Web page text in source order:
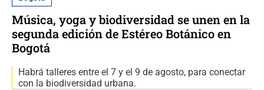
Música, yoga y biodiversidad se unen en la
segunda edición de Estéreo Botánico en
Bogotá
Habrá talleres entre el 7 y el 9 de agosto, para conectar
con la biodiversidad urbana.